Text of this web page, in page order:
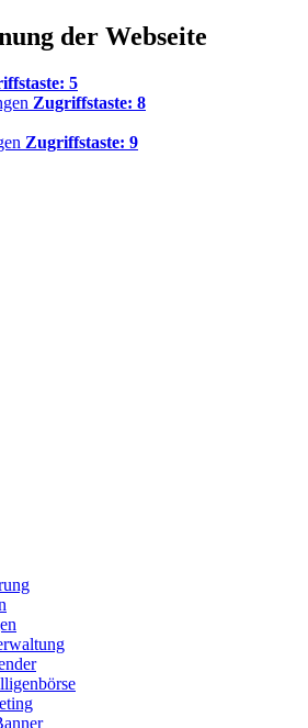
der Webseite
5
Zugriffstaste: 8
Zugriffstaste: 9